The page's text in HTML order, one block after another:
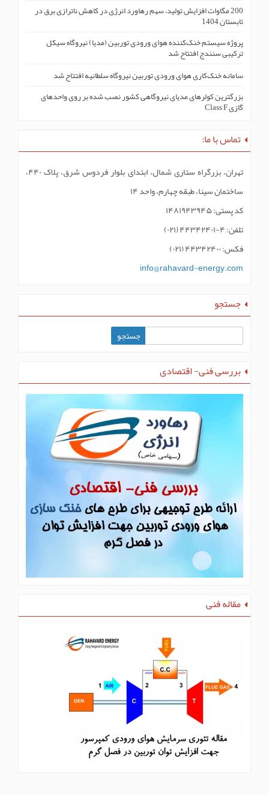
200 مگاوات افزایش تولید، سهم رهاورد انرژی در کاهش ناترازی برق در
تابستان 1404
پروژه سیستم خنک‌کنندە هوای ورودی توربین (مدیا) نیروگاه سیکل
ترکیبی سنندج افتتاح شد
سامانه خنک‌کاری هوای ورودی توربین نیروگاه سلطانیه افتتاح شد
بزرگترین کولرهای مدیای نیروگاهی کشور نصب شده بر روی واحدهای
گازی Class F
تماس با ما:
تهران، بزرگراه ستاری شمال، ابتدای بلوار فردوس شرق، پلاک ۴۴۰،
ساختمان سینا، طبقه چهارم، واحد ۱۴
کد پستی: ۱۴۸۱۹۴۳۹۴۵
تلفن: ۴-۴۴۳۴۲۴۰۱ (۰۲۱)
فکس: ۴۴۳۴۲۴۰۰ (۰۲۱)
info@rahavard-energy.com
جستجو
بررسی فنی- اقتصادی
مقاله فنی